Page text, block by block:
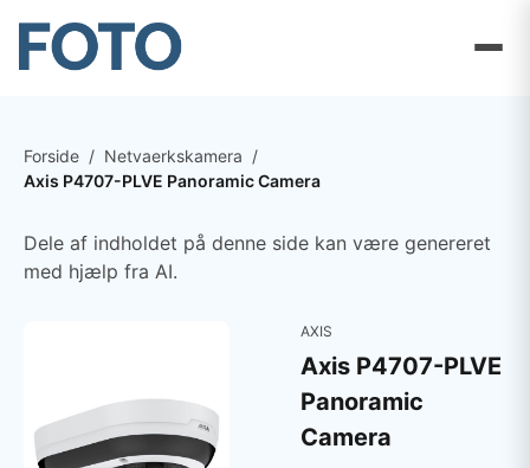
Forside / Netvaerkskamera /
Axis P4707-PLVE Panoramic Camera
Dele af indholdet på denne side kan være genereret
med hjælp fra AI.
AXIS
Axis P4707-PLVE
Panoramic
Camera